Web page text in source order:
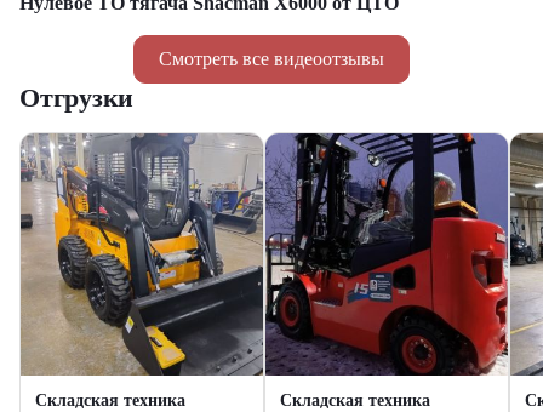
Смотреть все видеоотзывы
Отгрузки
Складская техника Складская техника